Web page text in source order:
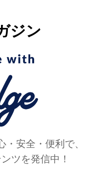
2017年9月
絵本の世界に入り込
よう。自分が小人に
ちになります。 くゆ
も言うよ。魚眼...
ジン
安全・便利で、
ツを発信中！